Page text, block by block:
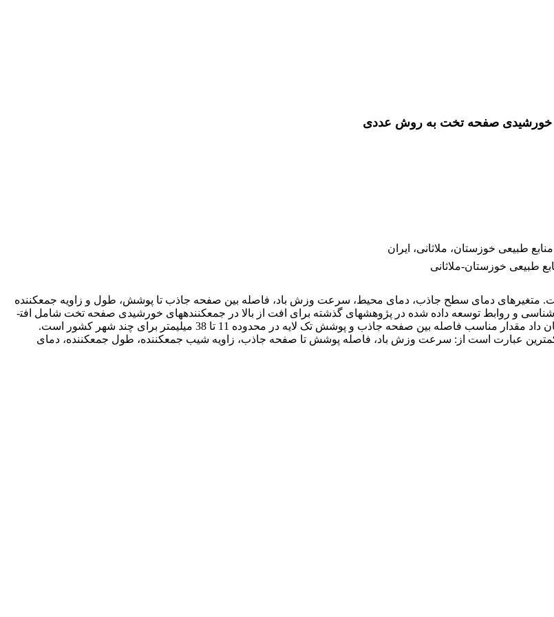
خورشیدی صفحه تخت به روش عددی
طبیعی خوزستان، ملاثانی، ایران
طبیعی خوزستان-ملاثانی
متغیرهای دمای سطح جاذب، دمای محیط، سرعت وزش باد، فاصله بین صفحه جاذب تا پوشش، طول و زاویه جمع­کننده
بر این افت تأثیرگذار هستند. در این پژوهش با در نظر گرفتن اطلاعات بلند مدت هواشناسی و روابط توسعه داده شده در پژوهش­های گذشته برای افت از بالا در جمع­کننده­های خورشیدی صفحه تخت شامل افت­
های همرفت، هدایتی و تابشی، محاسبات در قالب کدهای فرترن انجام شد. نتایج نشان داد مقدار مناسب فاصله بین صفحه جاذب و پوشش تک لایه در محدوده 11 تا 38 میلی­متر برای چند شهر کشور است.
به کمترین عبارت است از: سرعت وزش باد، فاصله پوشش تا صفحه جاذب، زاویه شیب جمع­کننده، طول جمع­کننده، دمای